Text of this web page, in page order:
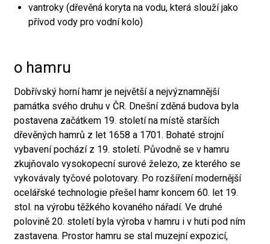
vantroky (dřevěná koryta na vodu, která slouží jako
přívod vody pro vodní kolo)
o hamru
Dobřívský horní hamr je největší a nejvýznamnější
památka svého druhu v ČR. Dnešní zděná budova byla
postavena začátkem 19. století na místě starších
dřevěných hamrů z let 1658 a 1701. Bohaté strojní
vybavení pochází z 19. století. Původně se v hamru
zkujňovalo vysokopecní surové železo, ze kterého se
vykovávaly tyčové polotovary. Po rozšíření modernější
ocelářské technologie přešel hamr koncem 60. let 19.
stol. na výrobu těžkého kovaného nářadí. Ve druhé
polovině 20. století byla výroba v hamru i v huti pod ním
zastavena. Prostor hamru se stal muzejní expozicí,